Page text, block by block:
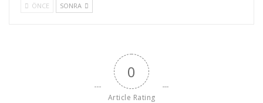
ÖNCE SONRA
0
Article Rating